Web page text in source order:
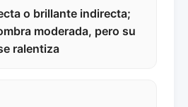
o brillante indirecta;
moderada, pero su
ralentiza